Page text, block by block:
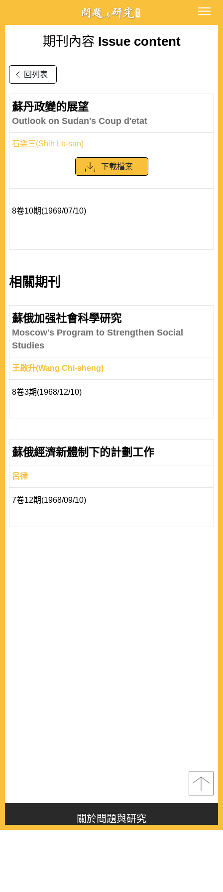
期刊內容 Issue content
回列表
蘇丹政變的展望
Outlook on Sudan's Coup d'etat
石樂三(Shih Lo-san)
下載檔案
8卷10期(1969/07/10)
相關期刊
蘇俄加强社會科學研究
Moscow's Program to Strengthen Social
Studies
王啟升(Wang Chi-sheng)
8卷3期(1968/12/10)
蘇俄經濟新體制下的計劃工作
呂律
7卷12期(1968/09/10)
關於問題與研究
About this journal